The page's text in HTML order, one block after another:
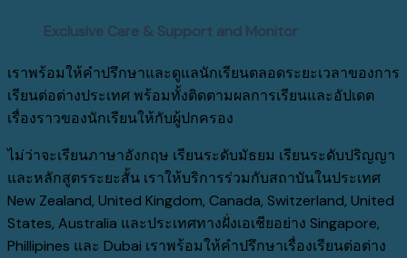
Exclusive Care & Support and Monitor
เราพร้อมให้คำปรึกษาและดูแลนักเรียนตลอดระยะเวลาของการ
เรียนต่อต่างประเทศ พร้อมทั้งติดตามผลการเรียนและอัปเดต
เรื่องราวของนักเรียนให้กับผู้ปกครอง
ไม่ว่าจะเรียนภาษาอังกฤษ เรียนระดับมัธยม เรียนระดับปริญญา
และหลักสูตรระยะสั้น เราให้บริการร่วมกับสถาบันในประเทศ
New Zealand, United Kingdom, Canada, Switzerland, United
States, Australia และประเทศทางฝั่งเอเชียอย่าง Singapore,
Phillipines และ Dubai เราพร้อมให้คำปรึกษาเรื่องเรียนต่อต่าง